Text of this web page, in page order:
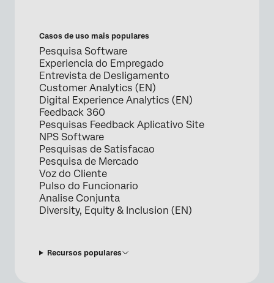
Casos de uso mais populares
Pesquisa Software
Experiencia do Empregado
Entrevista de Desligamento
Customer Analytics (EN)
Digital Experience Analytics (EN)
Feedback 360
Pesquisas Feedback Aplicativo Site
NPS Software
Pesquisas de Satisfacao
Pesquisa de Mercado
Voz do Cliente
Pulso do Funcionario
Analise Conjunta
Diversity, Equity & Inclusion (EN)
Recursos populares